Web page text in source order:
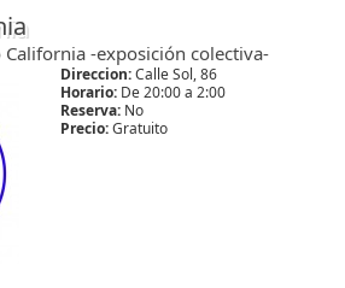
-exposición colectiva-
Direccion:Calle Sol, 86
Horario:De 20:00 a 2:00
Reserva:No
Precio:Gratuito